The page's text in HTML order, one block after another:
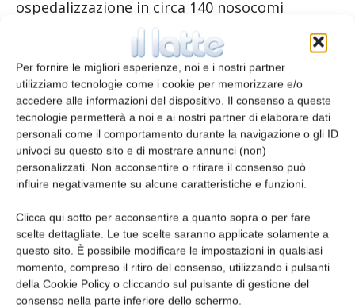
Per fornire le migliori esperienze, noi e i nostri partner
utilizziamo tecnologie come i cookie per memorizzare e/o
accedere alle informazioni del dispositivo. Il consenso a queste
tecnologie permetterà a noi e ai nostri partner di elaborare dati
personali come il comportamento durante la navigazione o gli ID
univoci su questo sito e di mostrare annunci (non)
personalizzati. Non acconsentire o ritirare il consenso può
influire negativamente su alcune caratteristiche e funzioni.
Clicca qui sotto per acconsentire a quanto sopra o per fare
scelte dettagliate. Le tue scelte saranno applicate solamente a
questo sito. È possibile modificare le impostazioni in qualsiasi
momento, compreso il ritiro del consenso, utilizzando i pulsanti
della Cookie Policy o cliccando sul pulsante di gestione del
consenso nella parte inferiore dello schermo.
ospedalizzazione in circa 140 nosocomi
americani. Nel complesso un mercato in decisa
crescita per un controvalore di 2,4 miliardi di
dollari nei soli Stati Uniti. Nonostante,
l’associazione americana di Gastroenterologia
suggerisca che i probiotici non dovrebbero
essere usati indiscriminatamente.
La vera domanda da porsi è quindi se il
consumatore conosce il ruolo del microbioma
sulla salute dell’intestino, e il legame tra
quest’ultima e la sua salute generale.
Informazioni frequentemente desunte dal
web, magari dai “The Best Gut Health Blogs of
2019”. Come succede agli irlandesi che,
secondo ilGut Education Index, mostrano poca